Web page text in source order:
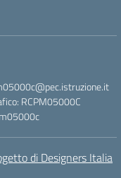
RCPM05000C
di Designers Italia